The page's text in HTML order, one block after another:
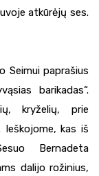
atkūrėjų ses.
Seimui paprašius
barikadas“.
kryželių, prie
kas iš
Bernadeta
dalijo rožinius,